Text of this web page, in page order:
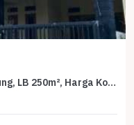
Rumah Dijual di Margahayu, Bandung, LB 250m², Harga Kompetitif!